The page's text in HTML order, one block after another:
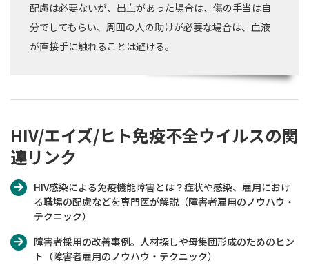
配慮は必要ないが、出血があった場合は、傷の手当は自
分でしてもらい、周囲の人の助けが必要な場合は、血液
が直接手に触れることは避ける。
HIV/エイズ/ヒト免疫不全ウイルスの関
連リンク
HIV感染による免疫機能障害とは？症状や感染、雇用におけ
る職場の配慮などを専門医が解説（障害者雇用のノウハウ・
テクニック）
障害者採用の改善事例。人材探しや母集団形成のためのヒン
ト（障害者雇用のノウハウ・テクニック）